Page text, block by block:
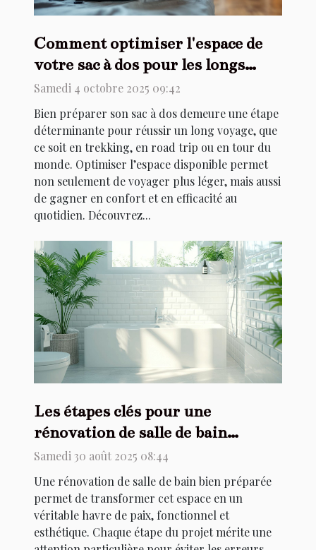
Comment optimiser l'espace de
votre sac à dos pour les longs
voyages ?
Samedi 4 octobre 2025 09:42
Bien préparer son sac à dos demeure une étape
déterminante pour réussir un long voyage, que
ce soit en trekking, en road trip ou en tour du
monde. Optimiser l’espace disponible permet
non seulement de voyager plus léger, mais aussi
de gagner en confort et en efficacité au
quotidien. Découvrez...
Les étapes clés pour une
rénovation de salle de bain
réussie
Samedi 30 août 2025 08:44
Une rénovation de salle de bain bien préparée
permet de transformer cet espace en un
véritable havre de paix, fonctionnel et
esthétique. Chaque étape du projet mérite une